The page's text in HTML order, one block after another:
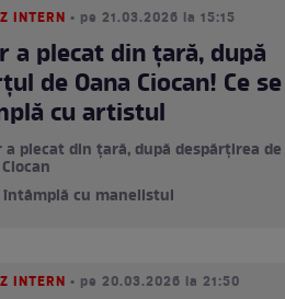
INTERN • pe 21.03.2026 la 15:15
a plecat din țară, după
de Oana Ciocan! Ce se
cu artistul
a plecat din țară, după despărțirea de
întâmplă cu manelistul
INTERN • pe 20.03.2026 la 21:50